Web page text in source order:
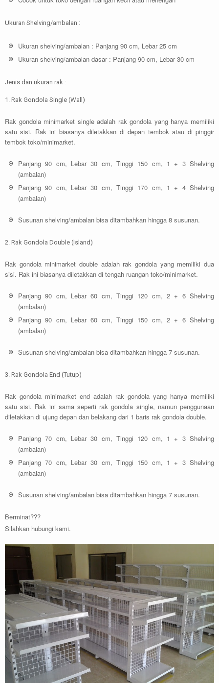
Ukuran Shelving/ambalan :
Ukuran shelving/ambalan : Panjang 90 cm, Lebar 25 cm
Ukuran shelving/ambalan dasar : Panjang 90 cm, Lebar 30 cm
Jenis dan ukuran rak :
1. Rak Gondola Single (Wall)
Rak gondola minimarket single adalah rak gondola yang hanya memiliki
satu sisi. Rak ini biasanya diletakkan di depan tembok atau di pinggir
tembok toko/minimarket.
Panjang 90 cm, Lebar 30 cm, Tinggi 150 cm, 1 + 3 Shelving
(ambalan)
Panjang 90 cm, Lebar 30 cm, Tinggi 170 cm, 1 + 4 Shelving
(ambalan)
Susunan shelving/ambalan bisa ditambahkan hingga 8 susunan.
2. Rak Gondola Double (Island)
Rak gondola minimarket double adalah rak gondola yang memiliki dua
sisi. Rak ini biasanya diletakkan di tengah ruangan toko/minimarket.
Panjang 90 cm, Lebar 60 cm, Tinggi 120 cm, 2 + 6 Shelving
(ambalan)
Panjang 90 cm, Lebar 60 cm, Tinggi 150 cm, 2 + 6 Shelving
(ambalan)
Susunan shelving/ambalan bisa ditambahkan hingga 7 susunan.
3. Rak Gondola End (Tutup)
Rak gondola minimarket end adalah rak gondola yang hanya memiliki
satu sisi. Rak ini sama seperti rak gondola single, namun penggunaan
diletakkan di ujung depan dan belakang dari 1 baris rak gondola double.
Panjang 70 cm, Lebar 30 cm, Tinggi 120 cm, 1 + 3 Shelving
(ambalan)
Panjang 70 cm, Lebar 30 cm, Tinggi 150 cm, 1 + 3 Shelving
(ambalan)
Susunan shelving/ambalan bisa ditambahkan hingga 7 susunan.
Berminat???
Silahkan hubungi kami.